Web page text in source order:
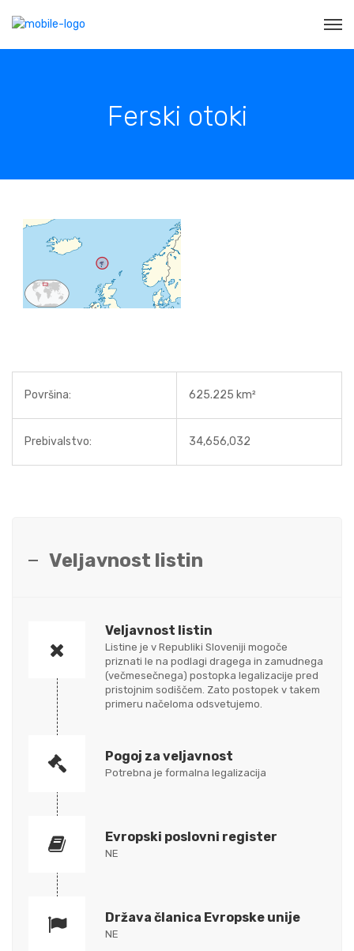
Ferski otoki
Površina: 625.225 km²
Prebivalstvo: 34,656,032
Veljavnost listin
Veljavnost listin
Listine je v Republiki Sloveniji mogoče
priznati le na podlagi dragega in zamudnega
(večmesečnega) postopka legalizacije pred
pristojnim sodiščem. Zato postopek v takem
primeru načeloma odsvetujemo.
Pogoj za veljavnost
Potrebna je formalna legalizacija
Evropski poslovni register
NE
Država članica Evropske unije
NE